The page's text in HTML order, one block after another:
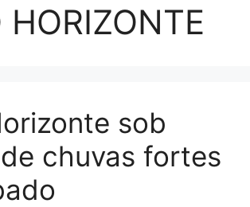
HORIZONTE
sob
chuvas fortes